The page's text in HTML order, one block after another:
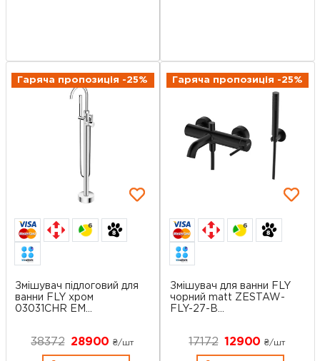
Гаряча пропозиція -25%
6
Змішувач підлоговий для
ванни FLY хром
03031CHR EM...
38372 28900₴/шт
Гаряча пропозиція -25%
6
Змішувач для ванни FLY
чорний matt ZESTAW-
FLY-27-B...
17172 12900₴/шт